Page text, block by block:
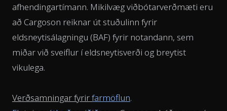
afhendingartímann. Mikilvæg viðbótarverðmæti eru
að Cargoson reiknar út stuðulinn fyrir
eldsneytisálagningu (BAF) fyrir notandann, sem
miðar við sveiflur í eldsneytisverði og breytist
vikulega.
Verðsamningar fyrirfarmöflun.